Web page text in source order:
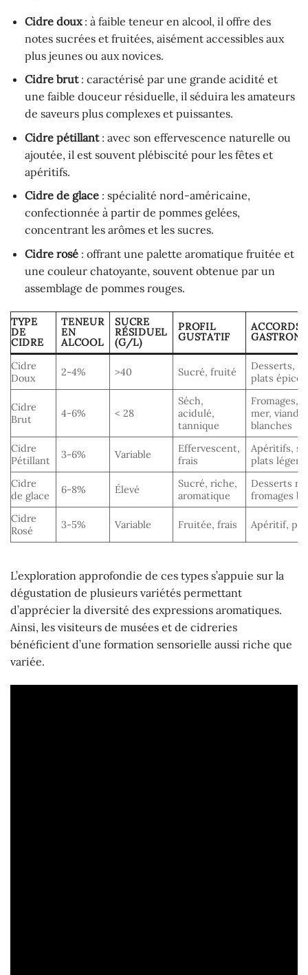
Cidre doux: à faible teneur en alcool, il offre des
notes sucrées et fruitées, aisément accessibles aux
plus jeunes ou aux novices.
Cidre brut: caractérisé par une grande acidité et
une faible douceur résiduelle, il séduira les amateurs
de saveurs plus complexes et puissantes.
Cidre pétillant: avec son effervescence naturelle ou
ajoutée, il est souvent plébiscité pour les fêtes et
apéritifs.
Cidre de glace: spécialité nord-américaine,
confectionnée à partir de pommes gelées,
concentrant les arômes et les sucres.
Cidre rosé: offrant une palette aromatique fruitée et
une couleur chatoyante, souvent obtenue par un
assemblage de pommes rouges.
TYPE
DE
CIDRE
TENEUR
EN
ALCOOL
SUCRE
RÉSIDUEL
(G/L)
PROFIL
GUSTATIF
ACCORDS
Cidre
Doux
2-4% >40 Sucré, fruité
Desserts,
plats épicés
Cidre
Brut
4-6% < 28
Séch,
acidulé,
tannique
Fromages,
mer,
blanches
Cidre
Pétillant
3-6% Variable
Effervescent,
frais
Apéritifs,
plats légers
Cidre
de glace
6-8% Élevé
Sucré, riche,
aromatique
Desserts
fromages
Cidre
Rosé
3-5% Variable Fruitée, frais Apéritif,
L’exploration approfondie de ces types s’appuie sur la
dégustation de plusieurs variétés permettant
d’apprécier la diversité des expressions aromatiques.
Ainsi, les visiteurs de musées et de cidreries
bénéficient d’une formation sensorielle aussi riche que
variée.